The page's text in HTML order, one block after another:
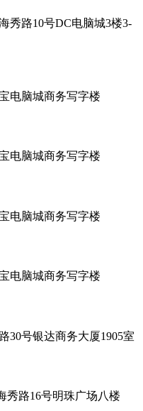
秀路10号DC电脑城3楼3-
电脑城商务写字楼
电脑城商务写字楼
电脑城商务写字楼
电脑城商务写字楼
30号银达商务大厦1905室
秀路16号明珠广场八楼